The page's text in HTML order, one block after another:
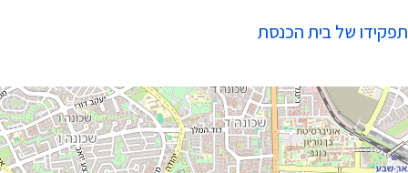
תפקידו של בית הכנסת